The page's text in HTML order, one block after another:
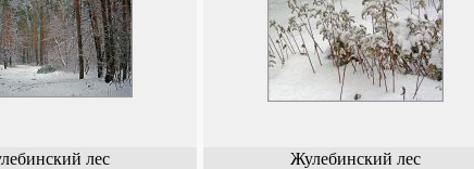
лес Жулебинский лес